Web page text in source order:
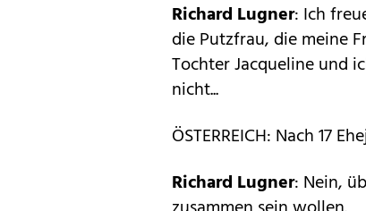
Richard Lugner: Ich
die Putzfrau, die meine
Tochter Jacqueline und
nicht...
ÖSTERREICH: Nach 17
Richard Lugner: Nein,